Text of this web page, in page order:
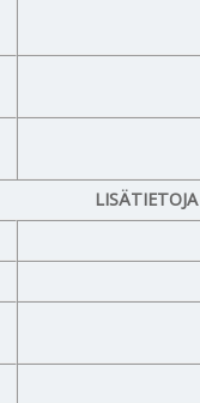
LISÄTIETOJA